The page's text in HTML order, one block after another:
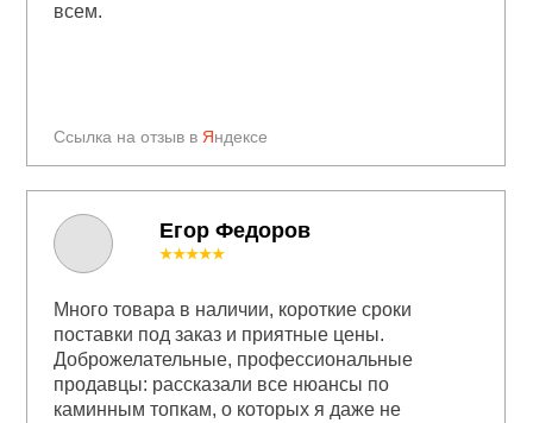
Ссылка на отзыв в Яндексе
всем.
Егор Федоров
★★★★★
Много товара в наличии, короткие сроки
поставки под заказ и приятные цены.
Доброжелательные, профессиональные
продавцы: рассказали все нюансы по
каминным топкам, о которых я даже не